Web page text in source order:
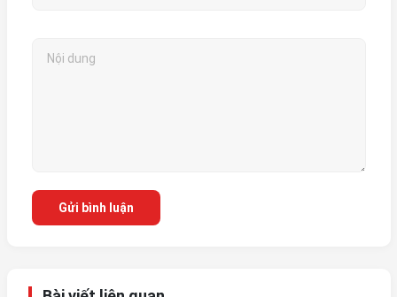
Gửi bình luận